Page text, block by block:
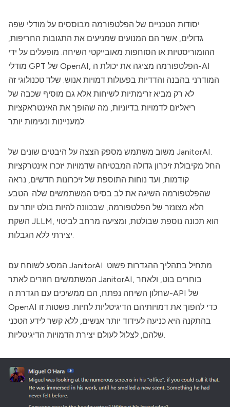
יסודות הטכניים של הפלטפורמה מבוססים על מודלי שפה
גדולים, אשר הם המנועים שמניעים את התגובות החריפות,
ההומוריסטיות או הסוחפות מאובייקטי השיחה. מופעלים על ידי
מודלי GPT של OpenAI, הפלטפורמה מציגה את יכולת ה-AI
המודרני בהבנה והדדיות בפעולות דמויות אנוש. שלד טכנולוגי זה
לא רק מביא זרימתיות לשיחות אלא גם מוסיף שכבה של
ריאליזם לדמויות בדיוניות, מה שהופך את האינטראקציות
למעניינות ונעימות יותר.
JanitorAI.
החל מקיבולת זיכרון גדולה המבטיחה שדמויות יזכרו אינטרקציות
קודמות, ועד נוחות התוספת של זיכרונות חדשים, נראה
שהפלטפורמה השיגה את לב בסיס המשתמשים שלה. הטבע
הלא מצונזר של הפלטפורמה, שבכוונה להיות בולט יותר עם
השקת JLLM, הוא תכונה נוספת שבולטת, ומציעה מרחב לביטוי
יצירתי ללא הגבלות.
JanitorAI
JanitorAI, בוחרים בוט, ולאחר
שחלון השיחה נפתח, הם ממשיכים עם הגדרת ה-API של
OpenAI כדי להפוך את דמויותיהם הדיגיטליות לחיות. פשטות זו
בהתקנה היא כניעה לעידוד יותר אנשים, ללא קשר לידע הטכני
שלהם, לצלול לעולם יצירת הדמויות הדיגיטליות.